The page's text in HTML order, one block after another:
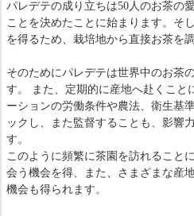
パレデテの成り立ちは50人のお茶の
ことを決めたことに始まります。そ
を得るため、栽培地から直接お茶を
そのためにパレデテは世界中のお茶
す。 また、定期的に産地へ赴くこと
ーションの労働条件や農法、衛生基
ックし、また監督することも、影響
す。
このように頻繁に茶園を訪れること
会う機会を得、また、さまざまな産
機会も得られます。